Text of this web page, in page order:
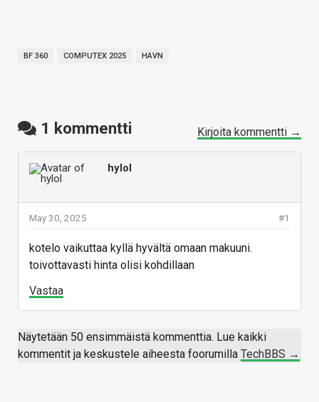
BF 360 COMPUTEX 2025 HAVN
1 kommentti Kirjoita kommentti →
hylol
#1
May 30, 2025
kotelo vaikuttaa kyllä hyvältä omaan makuuni.
toivottavasti hinta olisi kohdillaan
Vastaa
Näytetään 50 ensimmäistä kommenttia. Lue kaikki
kommentit ja keskustele aiheesta foorumilla TechBBS →